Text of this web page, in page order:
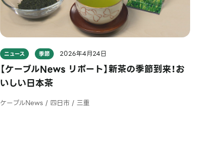
ニュース 季節 2026年4月24日
【ケーブルNews リポート】新茶の季節到来！お
いしい日本茶
ケーブルNews / 四日市 / 三重